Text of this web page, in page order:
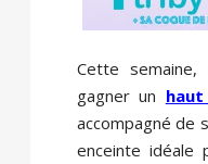
Cette
gagner un
accompagné de
enceinte idéale